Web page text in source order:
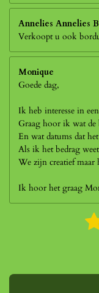
Annelies Annelies
Verkoopt u ook
Monique
Goede dag,
Ik heb interesse in
Graag hoor ik wat de
En wat datums dat
Als ik het bedrag
We zijn creatief
Ik hoor het graag
1
e